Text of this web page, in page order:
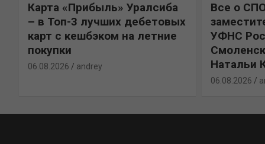
Карта «Прибыль» Уралсиба
– в Топ-3 лучших дебетовых
карт с кешбэком на летние
покупки
06.08.2026 andrey
Все о
УФНС
Натальи
06.08.2026